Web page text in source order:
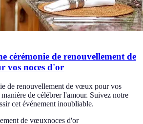
cérémonie de renouvellement de
vos noces d'or
de renouvellement de vœux pour vos
de célébrer l'amour. Suivez notre
cet événement inoubliable.
de vœuxnoces d'or